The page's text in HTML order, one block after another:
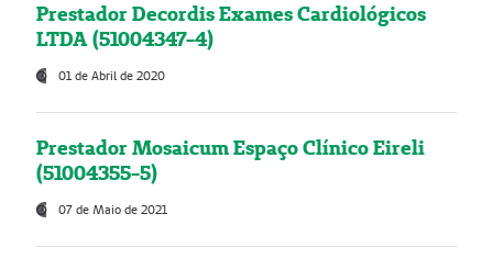
Prestador Decordis Exames Cardiológicos
LTDA (51004347-4)
01 de Abril de 2020
Prestador Mosaicum Espaço Clínico Eireli
(51004355-5)
07 de Maio de 2021